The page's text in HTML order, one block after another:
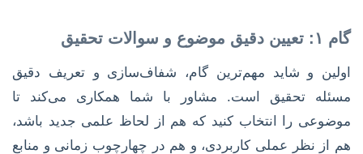
گام ۱: تعیین دقیق موضوع و سوالات تحقیق
اولین و شاید مهم‌ترین گام، شفاف‌سازی و تعریف دقیق
مسئله تحقیق است. مشاور با شما همکاری می‌کند تا
موضوعی را انتخاب کنید که هم از لحاظ علمی جدید باشد،
هم از نظر عملی کاربردی، و هم در چهارچوب زمانی و منابع